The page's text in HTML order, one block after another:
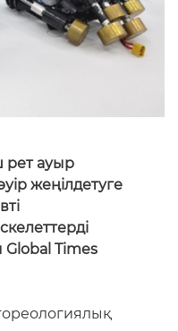
Times
және затты
едәуір
бұл
және
(USTC)
жетекшілік
жұмысын